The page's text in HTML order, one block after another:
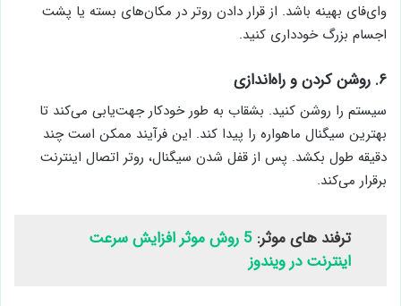
وای‌فای بهینه باشد. از قرار دادن روتر در مکان‌های بسته یا پشت
اجسام بزرگ خودداری کنید.
۶. روشن کردن و راه‌اندازی
سیستم را روشن کنید. بشقاب به طور خودکار جهت‌یابی می‌کند تا
بهترین سیگنال ماهواره را پیدا کند. این فرآیند ممکن است چند
دقیقه طول بکشد. پس از قفل شدن سیگنال، روتر اتصال اینترنت
برقرار می‌کند.
ترفند های موثر:
5 روش موثر افزایش سرعت
اینترنت در ویندوز